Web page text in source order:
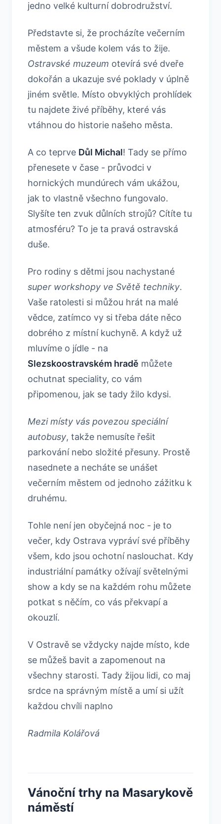
jedno velké kulturní dobrodružství.
Představte si, že procházíte večerním
městem a všude kolem vás to žije.
Ostravské muzeum otevírá své dveře
dokořán a ukazuje své poklady v úplně
jiném světle. Místo obvyklých prohlídek
tu najdete živé příběhy, které vás
vtáhnou do historie našeho města.
A co teprve Důl Michal! Tady se přímo
přenesete v čase - průvodci v
hornických mundúrech vám ukážou,
jak to vlastně všechno fungovalo.
Slyšíte ten zvuk důlních strojů? Cítíte tu
atmosféru? To je ta pravá ostravská
duše.
Pro rodiny s dětmi jsou nachystané
super workshopy ve Světě techniky.
Vaše ratolesti si můžou hrát na malé
vědce, zatímco vy si třeba dáte něco
dobrého z místní kuchyně. A když už
mluvíme o jídle - na
Slezskoostravském hradě můžete
ochutnat speciality, co vám
připomenou, jak se tady žilo kdysi.
Mezi místy vás povezou speciální
autobusy, takže nemusíte řešit
parkování nebo složité přesuny. Prostě
nasednete a necháte se unášet
večerním městem od jednoho zážitku k
druhému.
Tohle není jen obyčejná noc - je to
večer, kdy Ostrava vypráví své příběhy
všem, kdo jsou ochotní naslouchat. Kdy
industriální památky ožívají světelnými
show a kdy se na každém rohu můžete
potkat s něčím, co vás překvapí a
okouzlí.
V Ostravě se vždycky najde místo, kde
se můžeš bavit a zapomenout na
všechny starosti. Tady žijou lidi, co maj
srdce na správným místě a umí si užít
každou chvíli naplno
Radmila Kolářová
Vánoční trhy na Masarykově
náměstí